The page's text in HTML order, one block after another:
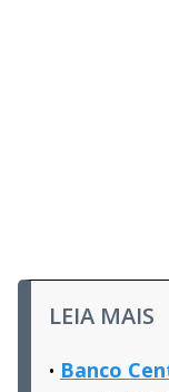
LEIA MAIS
Banco